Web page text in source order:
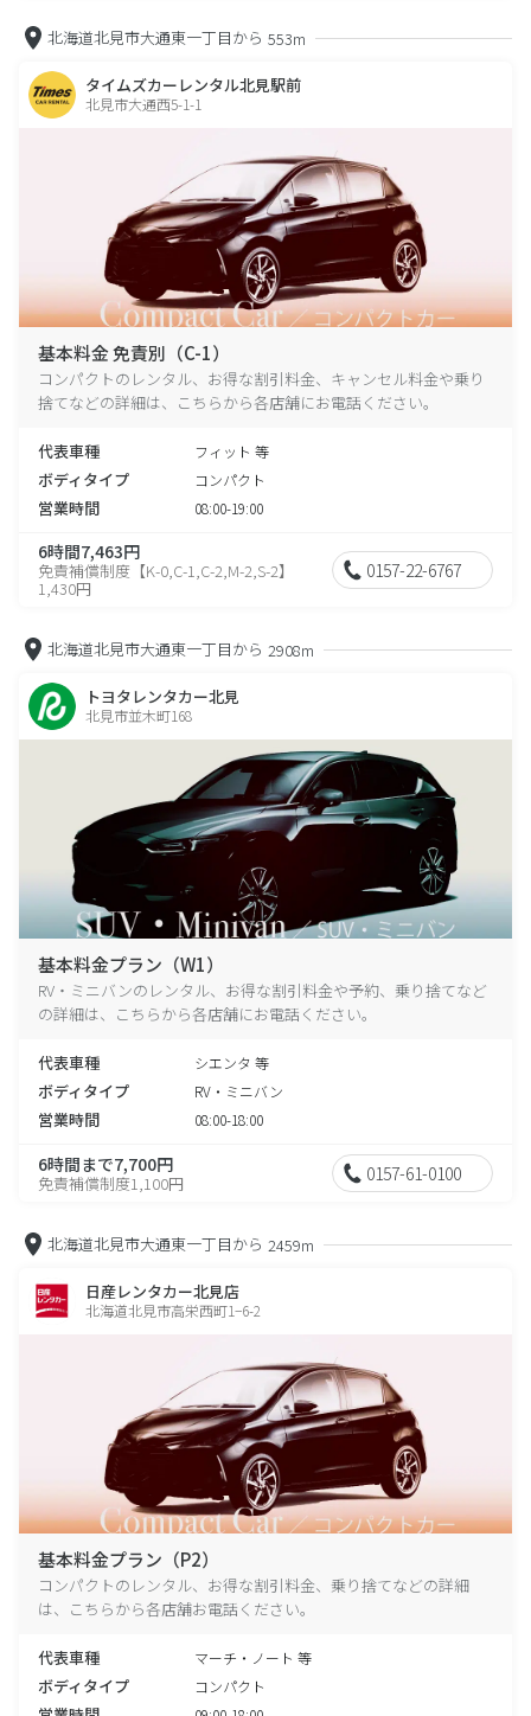
北海道北見市大通東一丁目から 553m
タイムズカーレンタル北見駅前
北見市大通西5-1-1
基本料金 免責別（C-1）
コンパクトのレンタル、お得な割引料金、キャンセル料金や乗り
捨てなどの詳細は、こちらから各店舗にお電話ください。
代表車種 フィット 等
ボディタイプ コンパクト
営業時間 08:00-19:00
6時間7,463円
免責補償制度【K-0,C-1,C-2,M-2,S-2】
1,430円
0157-22-6767
北海道北見市大通東一丁目から 2908m
トヨタレンタカー北見
北見市並木町168
基本料金プラン（W1）
RV・ミニバンのレンタル、お得な割引料金や予約、乗り捨てなど
の詳細は、こちらから各店舗にお電話ください。
代表車種 シエンタ 等
ボディタイプ RV・ミニバン
営業時間 08:00-18:00
6時間まで7,700円
免責補償制度1,100円 0157-61-0100
北海道北見市大通東一丁目から 2459m
日産レンタカー北見店
北海道北見市高栄西町1−6-2
基本料金プラン（P2）
コンパクトのレンタル、お得な割引料金、乗り捨てなどの詳細
は、こちらから各店舗お電話ください。
代表車種 マーチ・ノート 等
ボディタイプ コンパクト